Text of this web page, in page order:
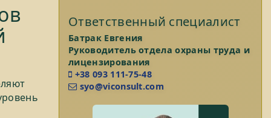
Ответственный специалист
Батрак Евгения
Руководитель отдела охраны труда и
лицензирования
+38 093 111-75-48
syo@viconsult.com